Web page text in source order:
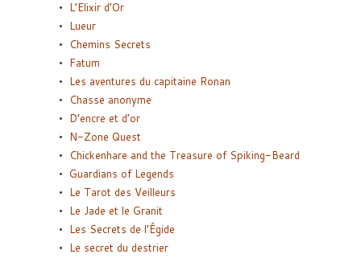
L’Elixir d’Or
Lueur
Chemins Secrets
Fatum
Les aventures du capitaine Ronan
Chasse anonyme
D’encre et d’or
N-Zone Quest
Chickenhare and the Treasure of Spiking-Beard
Guardians of Legends
Le Tarot des Veilleurs
Le Jade et le Granit
Les Secrets de l’Égide
Le secret du destrier